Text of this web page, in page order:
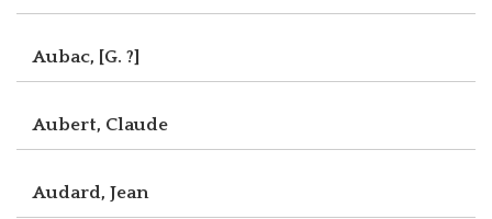
Aubac, [G. ?]
Aubert, Claude
Audard, Jean